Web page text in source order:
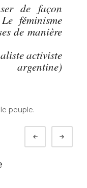
de façon
féminisme
de manière
activiste
argentine)
peuple.
Préc.